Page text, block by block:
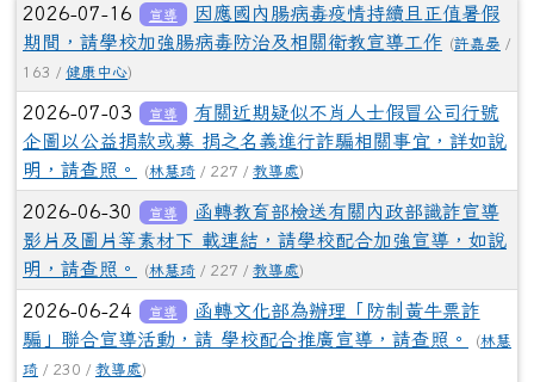
文章列表
2026-07-16 宣導
因應國內腸病毒疫情持續且正值暑假
期間，請學校加強腸病毒防治及相關衛教宣導工作 (許嘉晏 /
163 / 健康中心)
2026-07-03 宣導
有關近期疑似不肖人士假冒公司行號
企圖以公益捐款或募 捐之名義進行詐騙相關事宜，詳如說
明，請查照。
(林慧琦 / 227 / 教導處)
2026-06-30 宣導
函轉教育部檢送有關內政部識詐宣導
影片及圖片等素材下 載連結，請學校配合加強宣導，如說
明，請查照。
(林慧琦 / 227 / 教導處)
2026-06-24 宣導
函轉文化部為辦理「防制黃牛票詐
騙」聯合宣導活動，請 學校配合推廣宣導，請查照。
(林慧
琦 / 230 / 教導處)